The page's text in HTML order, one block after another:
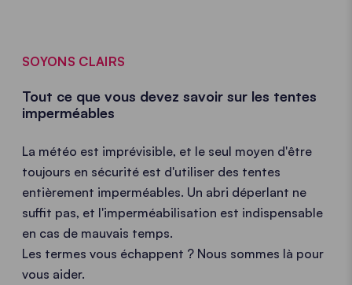
SOYONS CLAIRS
Tout ce que vous devez savoir sur les tentes
imperméables
La météo est imprévisible, et le seul moyen d'être
toujours en sécurité est d'utiliser des tentes
entièrement imperméables. Un abri déperlant ne
suffit pas, et l'imperméabilisation est indispensable
en cas de mauvais temps.
Les termes vous échappent ? Nous sommes là pour
vous aider.